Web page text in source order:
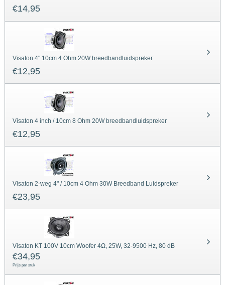
€14,95
Visaton 4" 10cm 4 Ohm 20W breedbandluidspreker
€12,95
Visaton 4 inch / 10cm 8 Ohm 20W breedbandluidspreker
€12,95
Visaton 2-weg 4" / 10cm 4 Ohm 30W Breedband Luidspreker
€23,95
Visaton KT 100V 10cm Woofer 4Ω, 25W, 32-9500 Hz, 80 dB
€34,95
Prijs per stuk